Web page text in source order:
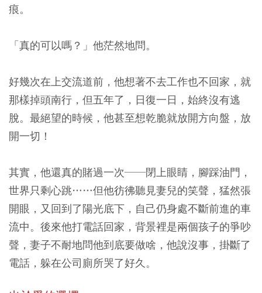
痕。
「真的可以嗎？」他茫然地問。
好幾次在上交流道前，他想著不去工作也不回家，就
那樣掉頭南行，但五年了，日復一日，始終沒有逃
脫。最絕望的時候，他甚至想乾脆就放開方向盤，放
開一切！
其實，他還真的賭過一次──閉上眼睛，腳踩油門，
世界只剩心跳……但他彷彿聽見妻兒的笑聲，猛然張
開眼，又回到了陽光底下，自己仍身處不斷前進的車
流中。後來他打電話回家，背景裡是兩個孩子的爭吵
聲，妻子不耐地問他到底要做啥，他說沒事，掛斷了
電話，躲在公司廁所哭了好久。